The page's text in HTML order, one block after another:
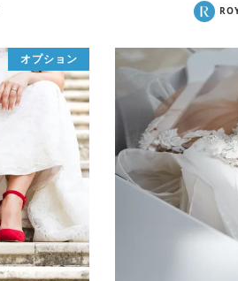
オプション